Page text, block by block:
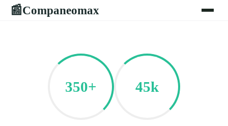
📰Companeomax
350+ 45k